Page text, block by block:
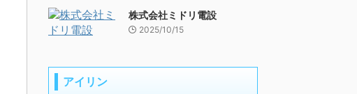
株式会社ミドリ電設
2025/10/15
アイリン